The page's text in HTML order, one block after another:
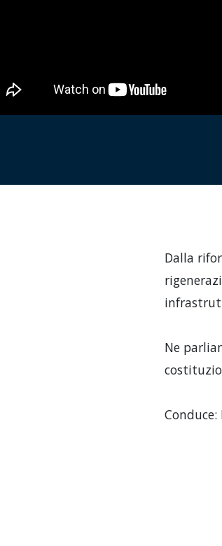
Dalla
Ne
Conduce: